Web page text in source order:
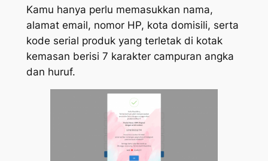
Kamu hanya perlu memasukkan nama,
alamat email, nomor HP, kota domisili, serta
kode serial produk yang terletak di kotak
kemasan berisi 7 karakter campuran angka
dan huruf.